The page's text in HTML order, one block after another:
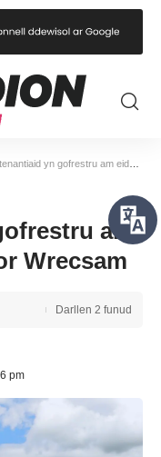
yn gofrestru am eiddo newydd Cyngor Wrecsam
am
Wrecsam
pm
Darllen 2 funud